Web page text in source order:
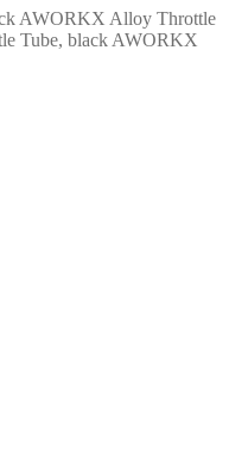
AWORKX Alloy Throttle
AWORKX